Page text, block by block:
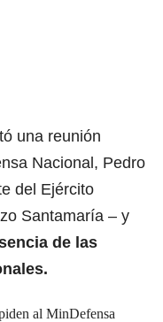
una reunión
Nacional, Pedro
del Ejército
Santamaría – y
de las
al MinDefensa